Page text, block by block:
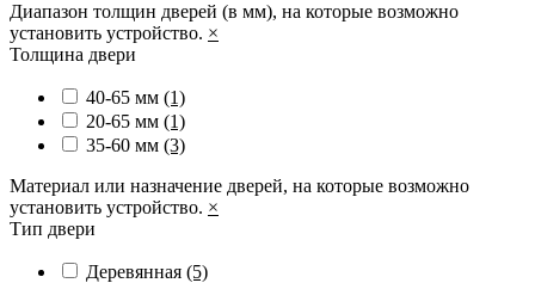
Диапазон толщин дверей (в мм), на которые возможно
установить устройство. ×
Толщина двери
40-65 мм (1)
20-65 мм (1)
35-60 мм (3)
Материал или назначение дверей, на которые возможно
установить устройство. ×
Тип двери
Деревянная (5)